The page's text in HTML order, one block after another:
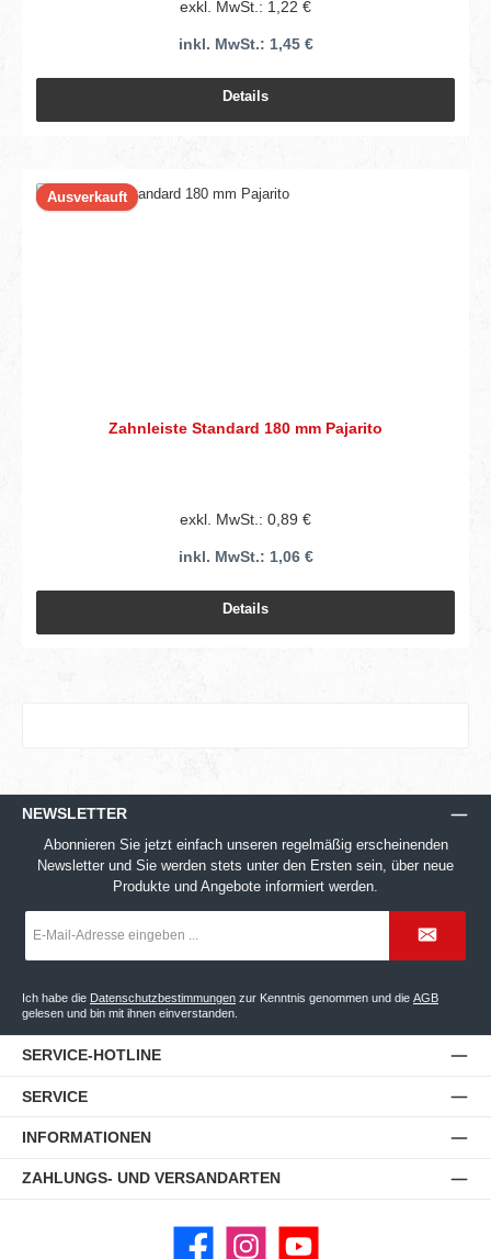
exkl. MwSt.: 1,22 €
inkl. MwSt.: 1,45 €
Details
Ausverkauft
Zahnleiste Standard 180 mm Pajarito
exkl. MwSt.: 0,89 €
inkl. MwSt.: 1,06 €
Details
NEWSLETTER
Abonnieren Sie jetzt einfach unseren regelmäßig erscheinenden
Newsletter und Sie werden stets unter den Ersten sein, über neue
Produkte und Angebote informiert werden.
Mail-
*
Ich habe die Datenschutzbestimmungen zur Kenntnis genommen und die AGB
gelesen und bin mit ihnen einverstanden.
SERVICE-HOTLINE
SERVICE
INFORMATIONEN
ZAHLUNGS- UND VERSANDARTEN
Facebook Instagram YouTube